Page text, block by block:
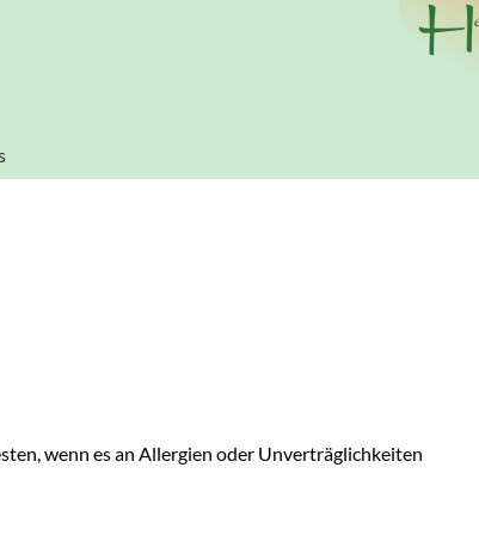
wenn es an Allergien oder Unverträglichkeiten
verwenden wir Cookies. Durch die weitere